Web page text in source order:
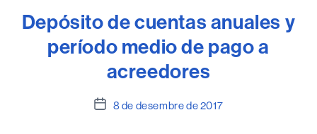
Depósito de cuentas anuales y
período medio de pago a
acreedores
Data8 de desembre de 2017